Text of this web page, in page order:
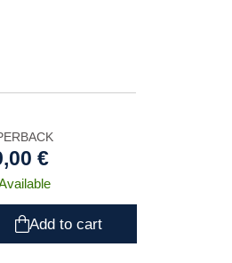
€
Add to cart